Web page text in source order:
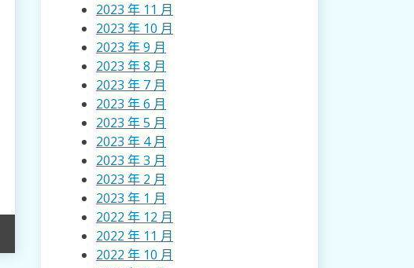
2023 年 11 月
2023 年 10 月
2023 年 9 月
2023 年 8 月
2023 年 7 月
2023 年 6 月
2023 年 5 月
2023 年 4 月
2023 年 3 月
2023 年 2 月
2023 年 1 月
2022 年 12 月
2022 年 11 月
2022 年 10 月